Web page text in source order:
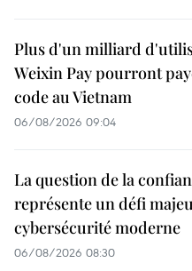
Plus d'un milliard
Weixin Pay pourront
code au Vietnam
06/08/2026 09:04
La question de la
représente un défi
cybersécurité moderne
06/08/2026 08:30